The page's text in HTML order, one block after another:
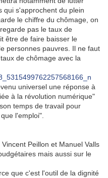
qui s'approchent du plein
le chiffre du chômage, on
pas le taux de
être de faire baisser le
personnes pauvres. Il ne faut
de chômage avec la
universel une réponse à
à la révolution numérique"
temps de travail pour
l'emploi".
Peillon et Manuel Valls
mais aussi sur le
que c'est l'outil de la dignité